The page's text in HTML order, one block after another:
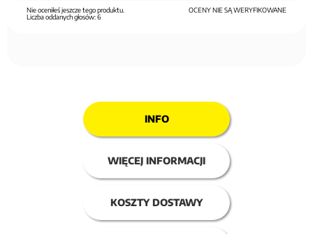
OCENY NIE SĄ WERYFIKOWANE
Nie oceniłeś jeszcze tego produktu.
Liczba oddanych głosów:6
INFO
WIĘCEJ INFORMACJI
KOSZTY DOSTAWY